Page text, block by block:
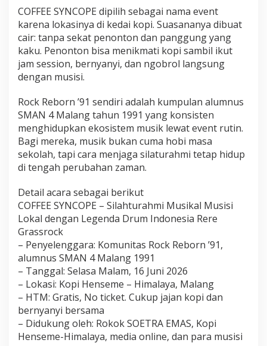
COFFEE SYNCOPE dipilih sebagai nama event
karena lokasinya di kedai kopi. Suasananya dibuat
cair: tanpa sekat penonton dan panggung yang
kaku. Penonton bisa menikmati kopi sambil ikut
jam session, bernyanyi, dan ngobrol langsung
dengan musisi.
Rock Reborn ’91 sendiri adalah kumpulan alumnus
SMAN 4 Malang tahun 1991 yang konsisten
menghidupkan ekosistem musik lewat event rutin.
Bagi mereka, musik bukan cuma hobi masa
sekolah, tapi cara menjaga silaturahmi tetap hidup
di tengah perubahan zaman.
Detail acara sebagai berikut
COFFEE SYNCOPE – Silahturahmi Musikal Musisi
Lokal dengan Legenda Drum Indonesia Rere
Grassrock
– Penyelenggara: Komunitas Rock Reborn ’91,
alumnus SMAN 4 Malang 1991
– Tanggal: Selasa Malam, 16 Juni 2026
– Lokasi: Kopi Henseme – Himalaya, Malang
– HTM: Gratis, No ticket. Cukup jajan kopi dan
bernyanyi bersama
– Didukung oleh: Rokok SOETRA EMAS, Kopi
Henseme-Himalaya, media online, dan para musisi